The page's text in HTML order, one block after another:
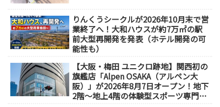
りんくうシークルが2026年10月末で営
業終了へ！大和ハウスが約7万㎡の駅
前大型再開発を発表（ホテル開発の可
能性も）
【大阪・梅田 ユニクロ跡地】関西初の
旗艦店「Alpen OSAKA（アルペン大
阪）」が2026年8月7日オープン！地下
2階～地上4階の体験型スポーツ専門店